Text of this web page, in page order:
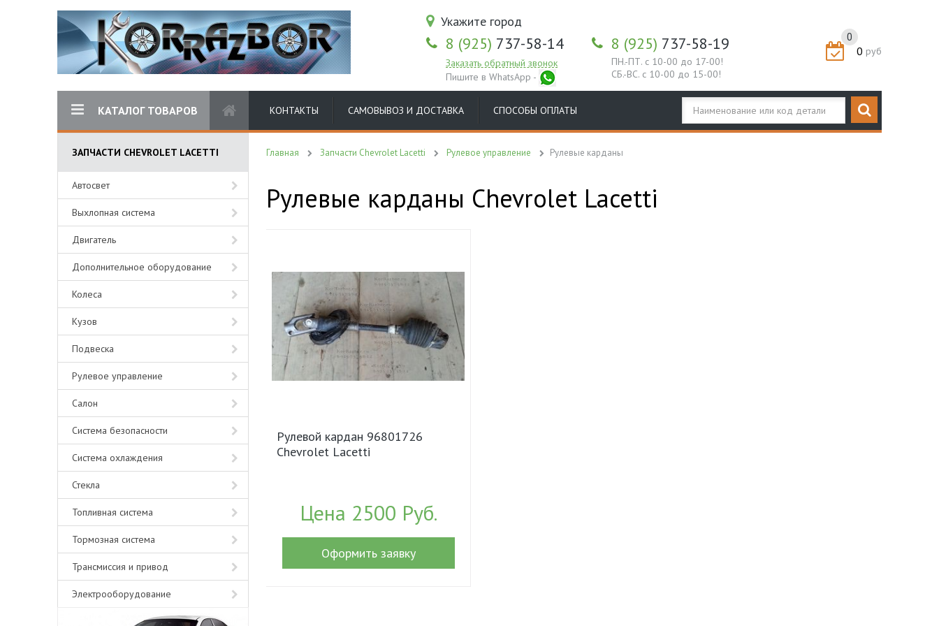
Укажите город
8 (925) 737-58-14
Заказать обратный звонок
Пишите в WhatsApp -
8 (925) 737-58-19
ПН.-ПТ. с 10-00 до 17-00!
СБ.-ВС. с 10-00 до 15-00!
0
0 руб
КАТАЛОГ ТОВАРОВ КОНТАКТЫ САМОВЫВОЗ И ДОСТАВКА СПОСОБЫ ОПЛАТЫ
ЗАПЧАСТИ CHEVROLET LACETTI
Автосвет
Выхлопная система
Двигатель
Дополнительное оборудование
Колеса
Кузов
Подвеска
Рулевое управление
Салон
Система безопасности
Система охлаждения
Стекла
Топливная система
Тормозная система
Трансмиссия и привод
Электрооборудование
Главная Запчасти Chevrolet Lacetti Рулевое управление Рулевые карданы
Рулевые карданы Chevrolet Lacetti
Рулевой кардан 96801726
Chevrolet Lacetti
Цена 2500 Руб.
Оформить заявку